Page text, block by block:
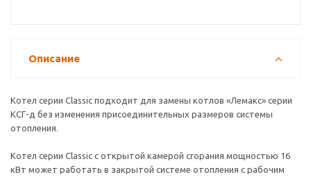
Описание
Котел серии Classic подходит для замены котлов «Лемакс» серии
КСГ-д без изменения присоединительных размеров системы
отопления.
Котел серии Classic с открытой камерой сгорания мощностью 16
кВт может работать в закрытой системе отопления с рабочим